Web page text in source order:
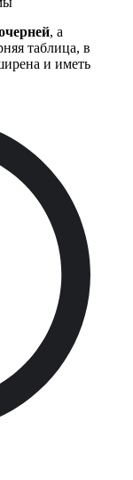
, а
таблица, в
и иметь